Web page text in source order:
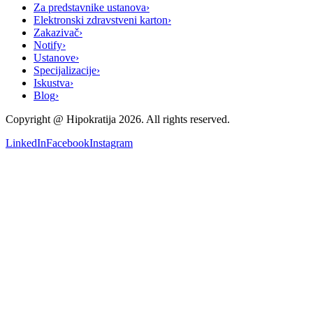
Za predstavnike ustanova›
Elektronski zdravstveni karton›
Zakazivač›
Notify›
Ustanove›
Specijalizacije›
Iskustva›
Blog›
Copyright @ Hipokratija 2026. All rights reserved.
LinkedInFacebookInstagram